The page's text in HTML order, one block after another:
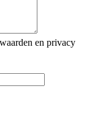
en privacy